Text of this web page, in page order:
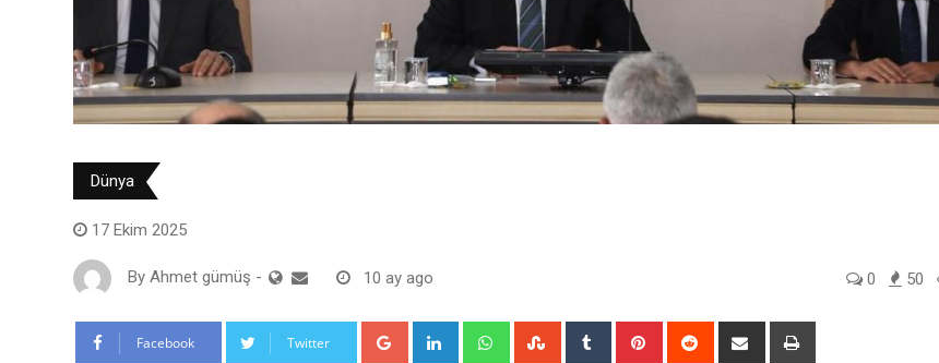
Dünya
17 Ekim 2025
By Ahmet gümüş - 10 ay ago 0 50
Facebook Twitter Google+ LinkedIn WhatsappStumbleUpon
Tumblr Pinterest Reddit
Share